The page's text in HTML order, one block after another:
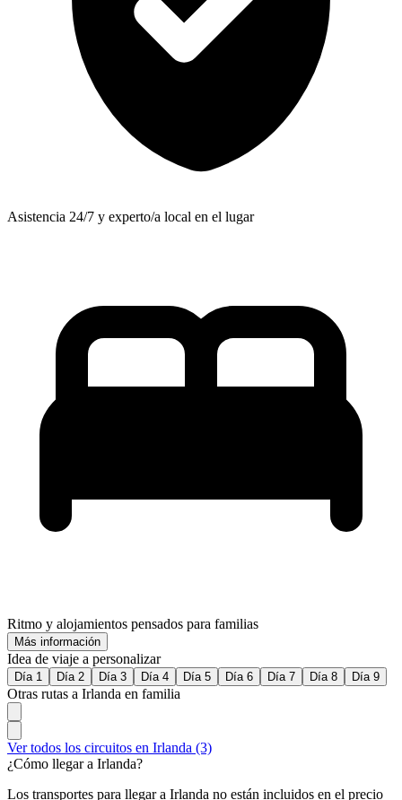
Asistencia 24/7 y experto/a local en el lugar
Ritmo y alojamientos pensados para familias
Más información
Idea de viaje a personalizar
Día 1 Día 2 Día 3 Día 4 Día 5 Día 6 Día 7 Día 8 Día 9
Otras rutas a Irlanda en familia
Ver todos los circuitos en Irlanda (3)
¿Cómo llegar a Irlanda?
Los transportes para llegar a Irlanda no están incluidos en el precio